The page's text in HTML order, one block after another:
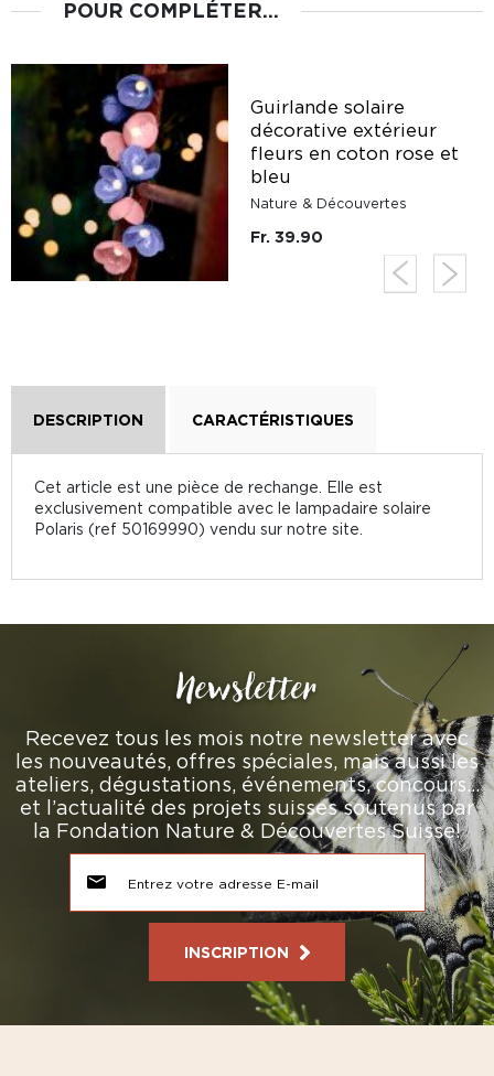
POUR COMPLÉTER...
Guirlande solaire
décorative extérieur
fleurs en coton rose et
bleu
Nature & Découvertes
Fr. 39.90
DESCRIPTION CARACTÉRISTIQUES
Cet article est une pièce de rechange. Elle est
exclusivement compatible avec le lampadaire solaire
Polaris (ref 50169990) vendu sur notre site.
Newsletter
Recevez tous les mois notre newsletter avec
les nouveautés, offres spéciales, mais aussi les
ateliers, dégustations, événements, concours…
et l’actualité des projets suisses soutenus par
la Fondation Nature & Découvertes Suisse!
INSCRIPTION